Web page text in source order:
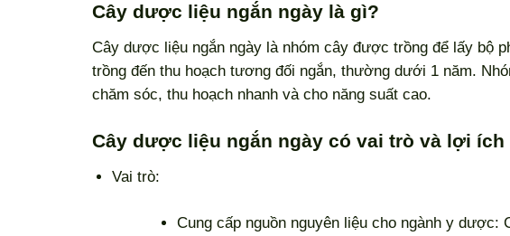
Cây dược liệu ngắn ngày là gì?
Cây dược liệu ngắn ngày là nhóm cây được trồng để lấy bộ
trồng đến thu hoạch tương đối ngắn, thường dưới 1 năm.
chăm sóc, thu hoạch nhanh và cho năng suất cao.
Cây dược liệu ngắn ngày có vai trò và lợi ích
Vai trò:
Cung cấp nguồn nguyên liệu cho ngành y